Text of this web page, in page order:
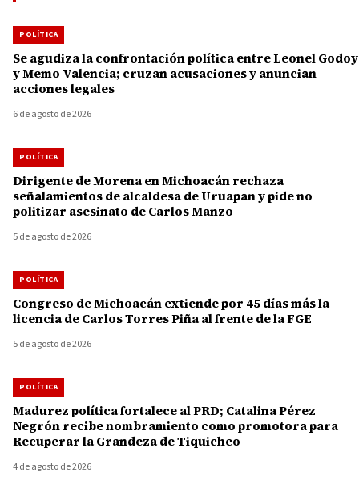
POLÍTICA
Se agudiza la confrontación política entre Leonel Godoy
y Memo Valencia; cruzan acusaciones y anuncian
acciones legales
6 de agosto de 2026
POLÍTICA
Dirigente de Morena en Michoacán rechaza
señalamientos de alcaldesa de Uruapan y pide no
politizar asesinato de Carlos Manzo
5 de agosto de 2026
POLÍTICA
Congreso de Michoacán extiende por 45 días más la
licencia de Carlos Torres Piña al frente de la FGE
5 de agosto de 2026
POLÍTICA
Madurez política fortalece al PRD; Catalina Pérez
Negrón recibe nombramiento como promotora para
Recuperar la Grandeza de Tiquicheo
4 de agosto de 2026